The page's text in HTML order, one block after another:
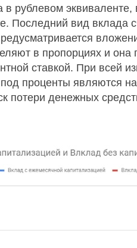
рублевом эквиваленте,
Последний вид вклада
в пропорциях и она
ставкой. При всей
проценты являются
потери денежных